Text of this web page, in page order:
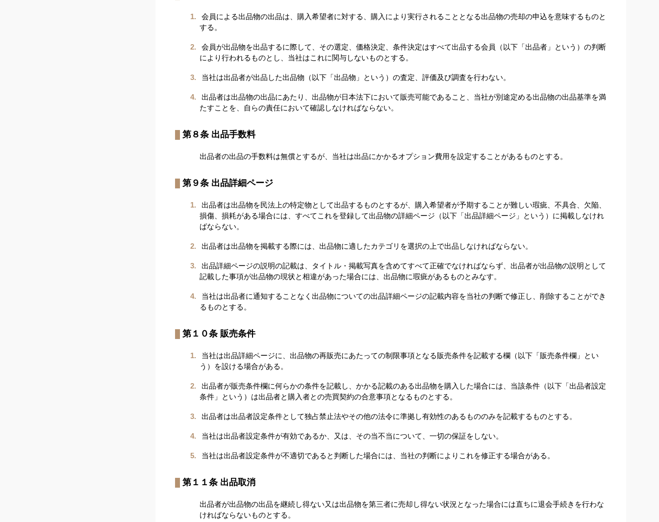
会員による出品物の出品は、購入希望者に対する、購入により実行されることとなる出品物の売却の申込を意味するものと
する。
会員が出品物を出品するに際して、その選定、価格決定、条件決定はすべて出品する会員（以下「出品者」という）の判断
により行われるものとし、当社はこれに関与しないものとする。
当社は出品者が出品した出品物（以下「出品物」という）の査定、評価及び調査を行わない。
出品者は出品物の出品にあたり、出品物が日本法下において販売可能であること、当社が別途定める出品物の出品基準を満
たすことを、自らの責任において確認しなければならない。
第８条 出品手数料
出品者の出品の手数料は無償とするが、当社は出品にかかるオプション費用を設定することがあるものとする。
第９条 出品詳細ページ
出品者は出品物を民法上の特定物として出品するものとするが、購入希望者が予期することが難しい瑕疵、不具合、欠陥、
損傷、損耗がある場合には、すべてこれを登録して出品物の詳細ページ（以下「出品詳細ページ」という）に掲載しなけれ
ばならない。
出品者は出品物を掲載する際には、出品物に適したカテゴリを選択の上で出品しなければならない。
出品詳細ページの説明の記載は、タイトル・掲載写真を含めてすべて正確でなければならず、出品者が出品物の説明として
記載した事項が出品物の現状と相違があった場合には、出品物に瑕疵があるものとみなす。
当社は出品者に通知することなく出品物についての出品詳細ページの記載内容を当社の判断で修正し、削除することができ
るものとする。
第１０条 販売条件
当社は出品詳細ページに、出品物の再販売にあたっての制限事項となる販売条件を記載する欄（以下「販売条件欄」とい
う）を設ける場合がある。
出品者が販売条件欄に何らかの条件を記載し、かかる記載のある出品物を購入した場合には、当該条件（以下「出品者設定
条件」という）は出品者と購入者との売買契約の合意事項となるものとする。
出品者は出品者設定条件として独占禁止法やその他の法令に準拠し有効性のあるもののみを記載するものとする。
当社は出品者設定条件が有効であるか、又は、その当不当について、一切の保証をしない。
当社は出品者設定条件が不適切であると判断した場合には、当社の判断によりこれを修正する場合がある。
第１１条 出品取消
出品者が出品物の出品を継続し得ない又は出品物を第三者に売却し得ない状況となった場合には直ちに退会手続きを行わな
ければならないものとする。